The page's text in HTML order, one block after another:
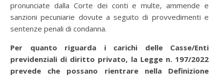
pronunciate dalla Corte dei conti e multe, ammende e
sanzioni pecuniarie dovute a seguito di provvedimenti e
sentenze penali di condanna.
Per quanto riguarda i carichi delle Casse/Enti
previdenziali di diritto privato, la Legge n. 197/2022
prevede che possano rientrare nella Definizione